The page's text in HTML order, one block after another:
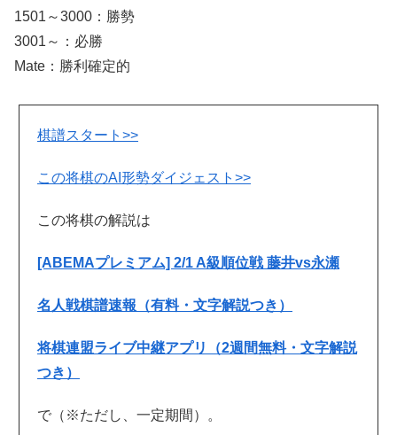
1501～3000：勝勢
3001～：必勝
Mate：勝利確定的
棋譜スタート>>
この将棋のAI形勢ダイジェスト>>
この将棋の解説は
[ABEMAプレミアム] 2/1 A級順位戦 藤井vs永瀬
名人戦棋譜速報（有料・文字解説つき）
将棋連盟ライブ中継アプリ（2週間無料・文字解説
つき）
で（※ただし、一定期間）。